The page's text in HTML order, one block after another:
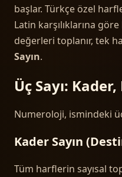
başlar. Türkçe özel
Latin karşılıklarına
değerleri toplanır, tek
Sayın.
Üç Sayı:
Numeroloji, ismindeki
Kader Sayın
Tüm harflerin sayısal